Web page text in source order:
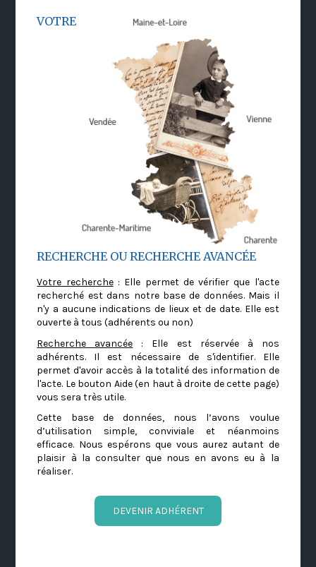
VOTRE
RECHERCHE OU RECHERCHE AVANCÉE
Votre recherche: Elle permet de vérifier que l'acte
recherché est dans notre base de données. Mais il
n'y a aucune indications de lieux et de date. Elle est
ouverte à tous (adhérents ou non)
Recherche avancée : Elle est réservée à nos
adhérents. Il est nécessaire de s'identifier. Elle
permet d'avoir accès à la totalité des information de
l'acte. Le bouton Aide (en haut à droite de cette page)
vous sera très utile.
Cette base de données, nous l’avons voulue
d’utilisation simple, conviviale et néanmoins
efficace. Nous espérons que vous aurez autant de
plaisir à la consulter que nous en avons eu à la
réaliser.
DEVENIR ADHÉRENT